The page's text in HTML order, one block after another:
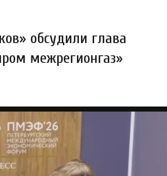
обсудили глава
межрегионгаз»